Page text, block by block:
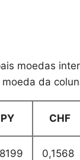
moedas
da
CHF
0,1568